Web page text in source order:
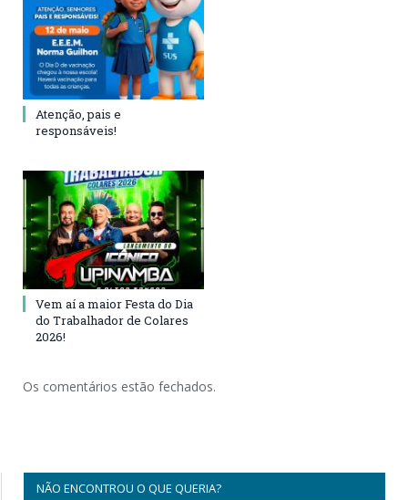
Atenção, pais e
responsáveis!
Vem aí a maior Festa do Dia
do Trabalhador de Colares
2026!
Os comentários estão fechados.
NÃO ENCONTROU O QUE QUERIA?